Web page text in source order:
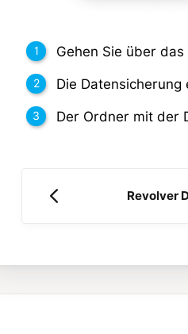
Gehen Sie über das
Die Datensicherung
Der Ordner mit der
Revolver